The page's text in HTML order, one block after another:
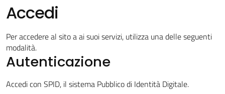
Novità
Menu selezionato
Servizi
Accedi
Per accedere al sito a ai suoi servizi, utilizza una delle seguenti
modalità.
Autenticazione
Accedi con SPID, il sistema Pubblico di Identità Digitale.